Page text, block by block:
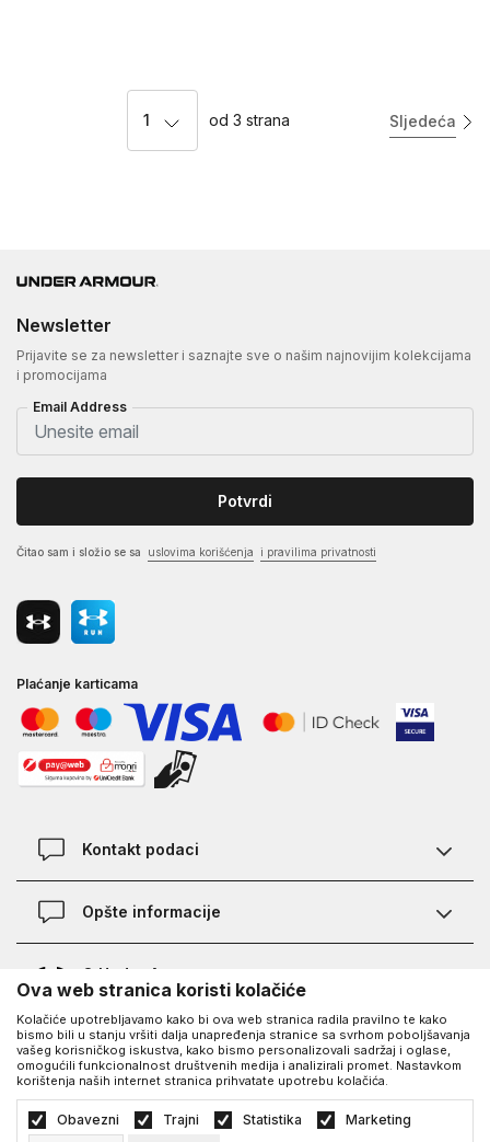
1 od 3 strana Sljedeća
Newsletter
Prijavite se za newsletter i saznajte sve o našim najnovijim kolekcijama
i promocijama
Email Address
Potvrdi
Čitao sam i složio se sa uslovima korišćenja i pravilima privatnosti
Plaćanje karticama
Kontakt podaci
Kontakt
Opšte informacije
Provjera statusa porudžbine
Najčešća pitanja
Kako kupiti
Zamjena veličine i zamjena artikla
O Under Armour-u
O nama - priča o UA
Saznajte više o UA
Karijera
Blog
UA Social
Facebook
©2026https://www.underarmour.ba/, IzradaNB SOFT. Sva prava zadržana.
Politika privatnosti
Uslovi korišćenja
Ova web stranica koristi kolačiće
Kolačiće upotrebljavamo kako bi ova web stranica radila pravilno te kako
bismo bili u stanju vršiti dalja unapređenja stranice sa svrhom poboljšavanja
vašeg korisničkog iskustva, kako bismo personalizovali sadržaj i oglase,
omogućili funkcionalnost društvenih medija i analizirali promet. Nastavkom
korištenja naših internet stranica prihvatate upotrebu kolačića.
Obavezni Trajni Statistika Marketing